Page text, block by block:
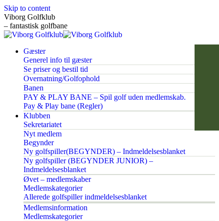
Skip to content
Viborg Golfklub
– fantastisk golfbane
Gæster
Generel info til gæster
Se priser og bestil tid
Overnatning/Golfophold
Banen
PAY & PLAY BANE – Spil golf uden medlemskab.
Pay & Play bane (Regler)
Klubben
Sekretariatet
Nyt medlem
Begynder
Ny golfspiller(BEGYNDER) – Indmeldelsesblanket
Ny golfspiller (BEGYNDER JUNIOR) –
Indmeldelsesblanket
Øvet – medlemskaber
Medlemskategorier
Allerede golfspiller indmeldelsesblanket
Medlemsinformation
Medlemskategorier